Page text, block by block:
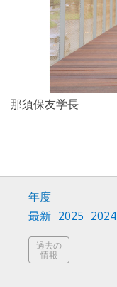
那須保友学長
年度
最新 2025 2024
過去の
情報